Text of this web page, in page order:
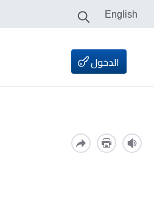
English
الدخول